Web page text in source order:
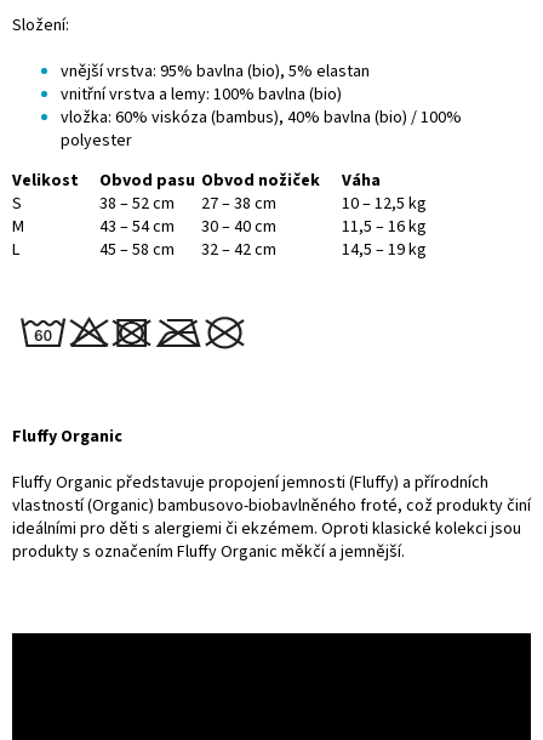
Složení:
vnější vrstva: 95% bavlna (bio), 5% elastan
vnitřní vrstva a lemy: 100% bavlna (bio)
vložka: 60% viskóza (bambus), 40% bavlna (bio) / 100%
polyester
Velikost
Obvod pasu Obvod nožiček
Váha
S
38 – 52 cm 27 – 38 cm
10 – 12,5 kg
M
43 – 54 cm 30 – 40 cm
11,5 – 16 kg
L
45 – 58 cm 32 – 42 cm 14,5 – 19 kg
Fluffy Organic
Fluffy Organic představuje propojení jemnosti (Fluffy) a přírodních
vlastností (Organic) bambusovo-biobavlněného froté, což produkty činí
ideálními pro děti s alergiemi či ekzémem. Oproti klasické kolekci jsou
produkty s označením Fluffy Organic měkčí a jemnější.